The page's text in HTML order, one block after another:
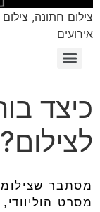
צילום חתונה,
אירועים
כיצד
לצילום?
מסתבר
מסרט